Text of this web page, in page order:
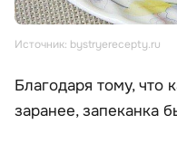
Источник: bystryerecepty.ru
Благодаря тому, что
заранее, запеканка